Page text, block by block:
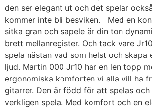
den ser elegant ut och det spelar
kommer inte bli besviken. Med en
sitka gran och sapele är din ton
brett mellanregister. Och tack vare
spela nästan vad som helst och skapa
ljud. Martin 000 Jr10 har en len topp
ergonomiska komforten vi alla vill ha
gitarrer. Den är född för att spelas och
verkligen spela. Med komfort och en